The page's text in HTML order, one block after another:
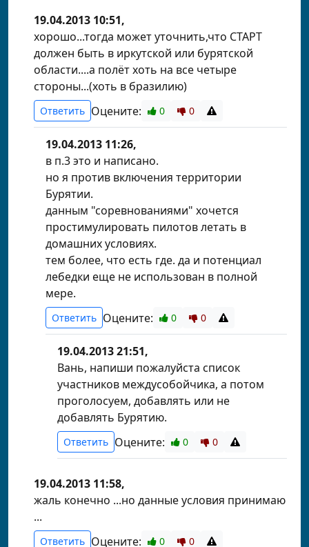
19.04.2013 10:51,
хорошо...тогда может уточнить,что СТАРТ
должен быть в иркутской или бурятской
области....а полёт хоть на все четыре
стороны...(хоть в бразилию)
Ответить Оцените: 0 0
19.04.2013 11:26,
в п.3 это и написано.
но я против включения территории
Бурятии.
данным "соревнованиями" хочется
простимулировать пилотов летать в
домашних условиях.
тем более, что есть где. да и потенциал
лебедки еще не использован в полной
мере.
Ответить Оцените: 0 0
19.04.2013 21:51,
Вань, напиши пожалуйста список
участников междусобойчика, а потом
проголосуем, добавлять или не
добавлять Бурятию.
Ответить Оцените: 0 0
19.04.2013 11:58,
жаль конечно ...но данные условия принимаю
...
Ответить Оцените: 0 0